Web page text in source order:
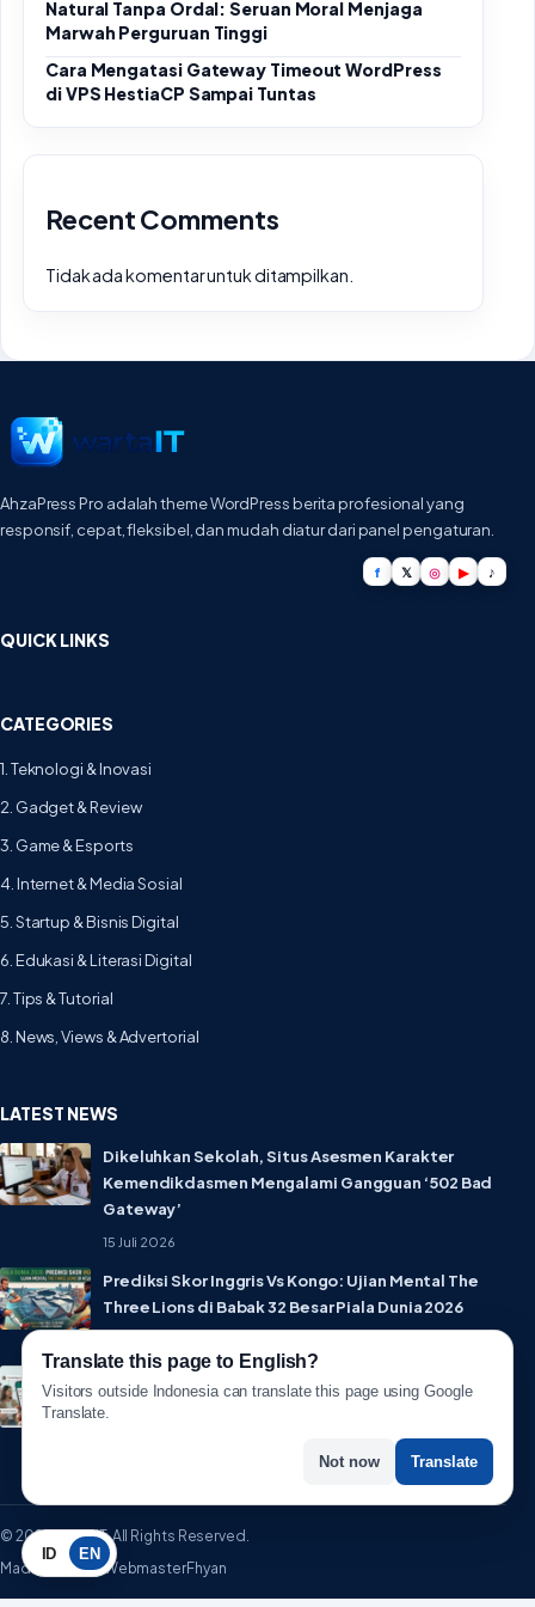
Natural Tanpa Ordal: Seruan Moral Menjaga
Marwah Perguruan Tinggi
Cara Mengatasi Gateway Timeout WordPress
di VPS HestiaCP Sampai Tuntas
Recent Comments
Tidak ada komentar untuk ditampilkan.
AhzaPress Pro adalah theme WordPress berita profesional yang
responsif, cepat, fleksibel, dan mudah diatur dari panel pengaturan.
f 𝕏 ◎ ▶ ♪
QUICK LINKS
CATEGORIES
1. Teknologi & Inovasi
2. Gadget & Review
3. Game & Esports
4. Internet & Media Sosial
5. Startup & Bisnis Digital
6. Edukasi & Literasi Digital
7. Tips & Tutorial
8. News, Views & Advertorial
LATEST NEWS
Dikeluhkan Sekolah, Situs Asesmen Karakter
Kemendikdasmen Mengalami Gangguan ‘502 Bad
Gateway’
15 Juli 2026
Prediksi Skor Inggris Vs Kongo: Ujian Mental The
Three Lions di Babak 32 Besar Piala Dunia 2026
Tak Perlu Lagi Sebar Nomor HP
© 2026 WartaIT. All Rights Reserved.
Made with ♥ by WebmasterFhyan
ID EN
Translate this page to English?
Visitors outside Indonesia can translate this page using Google
Translate.
Not now Translate